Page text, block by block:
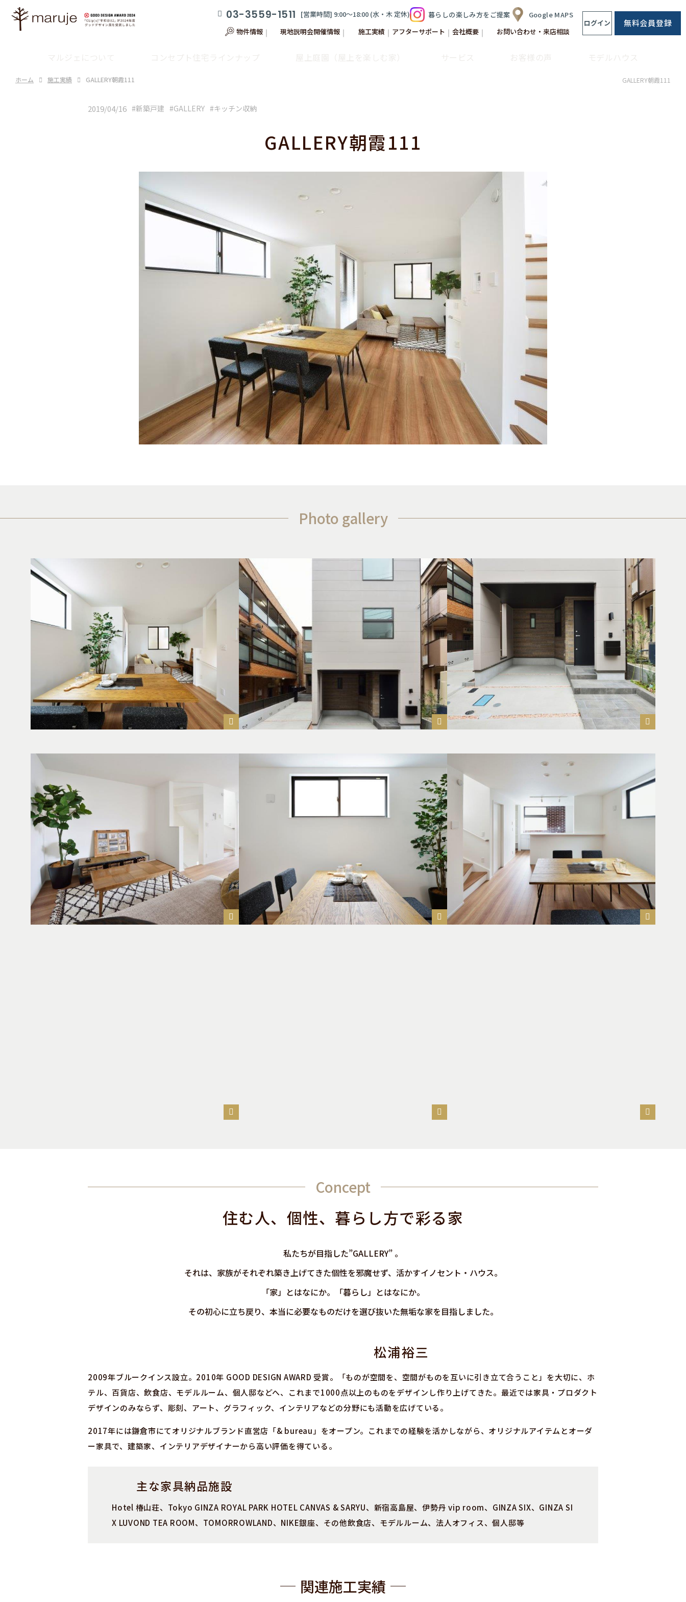
03-3559-1511 [営業時間] 9:00〜18:00 (⽔‧⽊ 定休) 暮らしの楽しみ方をご提案
Google MAPS
物件情報
現地説明会開催情報 施工実績 アフターサポート 会社概要 お問い合わせ・来店相談
ログイン 無料会員登録
コンセプト住宅
ラインナップTOP
GALLERY 注文住宅
戸建分譲住宅
ホーム 施工実績 GALLERY朝霞111 GALLERY朝霞111
GALLERY朝霞111
2019/04/16 #新築戸建 #GALLERY #キッチン収納
Photo gallery
Concept
住む人、個性、 暮らし方で彩る家
私たちが目指した”GALLERY” 。
それは、家族がそれぞれ築き上げてきた個性を邪魔せず、活かすイノセント・ハウス。
「家」とはなにか。「暮らし」とはなにか。
その初心に立ち戻り、本当に必要なものだけを選び抜いた無垢な家を目指しました。
松浦裕三
2009年ブルークインス設立。2010年 GOOD DESIGN AWARD 受賞。「ものが空間を、空間がものを互いに引き立て合うこと」を大切に、ホ
テル、百貨店、飲食店、モデルルーム、個人邸などへ、これまで1000点以上のものをデザインし作り上げてきた。最近では家具・プロダクト
デザインのみならず、彫刻、アート、グラフィック、インテリアなどの分野にも活動を広げている。
2017年には鎌倉市にてオリジナルブランド直営店「& bureau」をオープン。これまでの経験を活かしながら、オリジナルアイテムとオーダ
ー家具で、建築家、インテリアデザイナーから高い評価を得ている。
主な家具納品施設
Hotel 椿山荘、Tokyo GINZA ROYAL PARK HOTEL CANVAS & SARYU、新宿高島屋、伊勢丹 vip room、GINZA SIX、GINZA SI
X LUVOND TEA ROOM、TOMORROWLAND、NIKE銀座、その他飲食店、モデルルーム、法人オフィス、個人邸等
関連施工実績